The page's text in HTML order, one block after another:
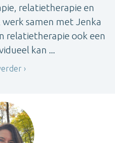
relatietherapie en
samen met Jenka
relatietherapie ook een
kan ...